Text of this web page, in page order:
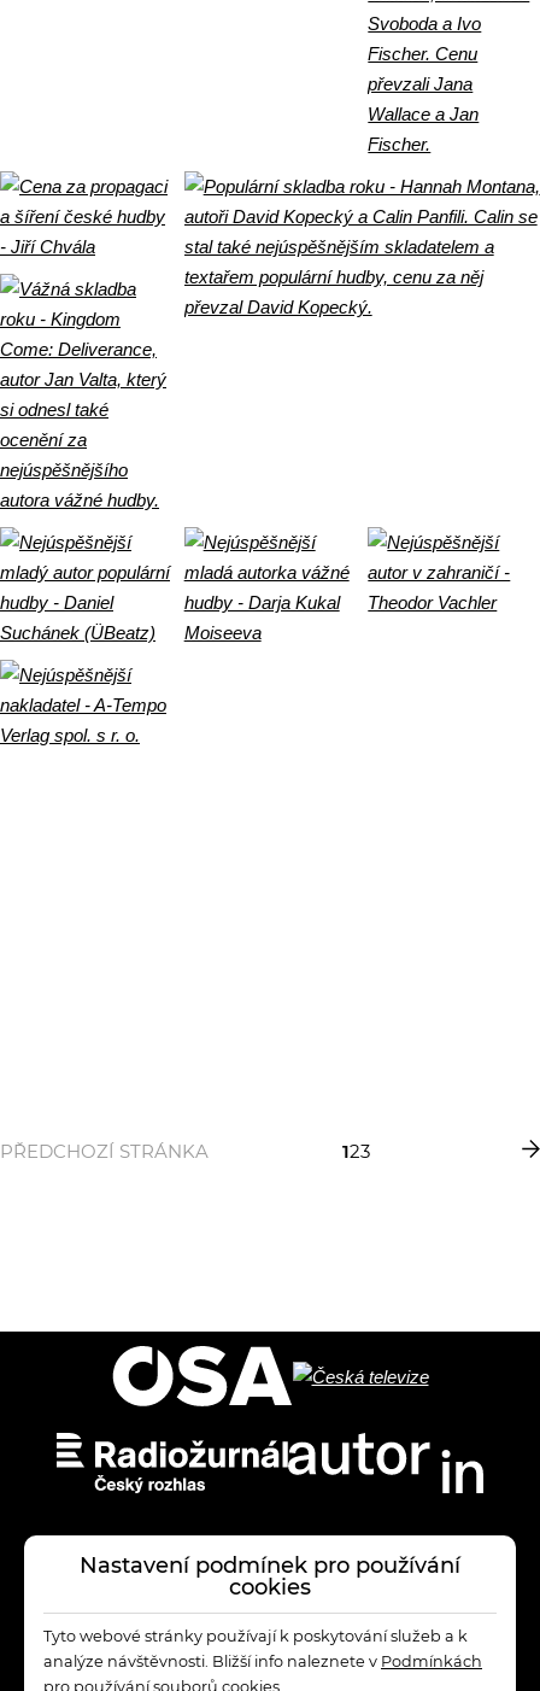
Nastavení podmínek pro používání
cookies
Tyto webové stránky používají k poskytování služeb a k
analýze návštěvnosti. Bližší info naleznete v Podmínkách
pro používání souborů cookies
PŘEDCHOZÍ STRÁNKA 123